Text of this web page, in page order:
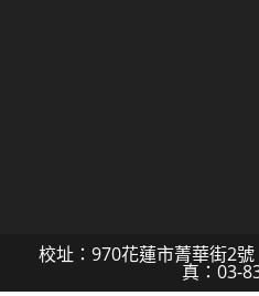
校址：970花蓮市菁華街2
真：03-